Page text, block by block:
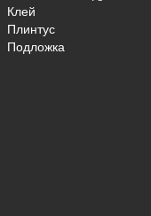
Клей
Плинтус
Подложка